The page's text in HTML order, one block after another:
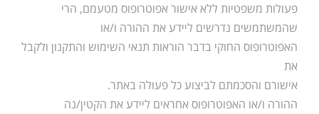
פעולות משפטיות ללא אישור אפוטרופוס מטעמם, הרי
שהמשתמשים נדרשים ליידע את ההורה ו/או
האפוטרופוס החוקי בדבר הוראות תנאי השימוש והתקנון ולקבל
את
אישורם והסכמתם לביצוע כל פעולה באתר.
ההורה ו/או האפוטרופוס אחראים ליידע את הקטין/נה